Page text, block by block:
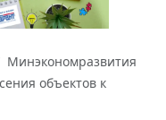
Минэкономразвития
объектов к